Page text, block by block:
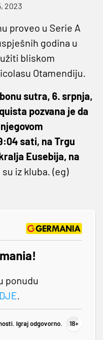
2023
proveo u Serie A
godina u
bliskom
Otamendiju.
sutra, 6. srpnja,
pozvana je da
sati, na Trgu
Eusebija, na
iz kluba. (eg)
ponudu
.
Igraj odgovorno.